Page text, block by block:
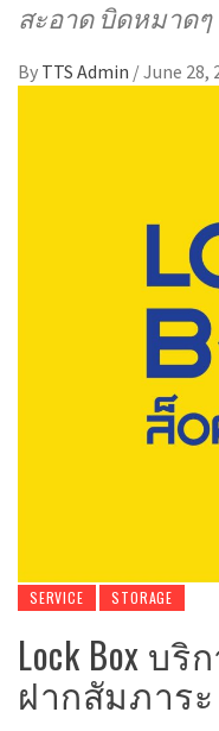
สะอาด บิดหมาดๆ
By TTS Admin /June 28,
SERVICE STORAGE
Lock Box บ
ฝากสัมภาร